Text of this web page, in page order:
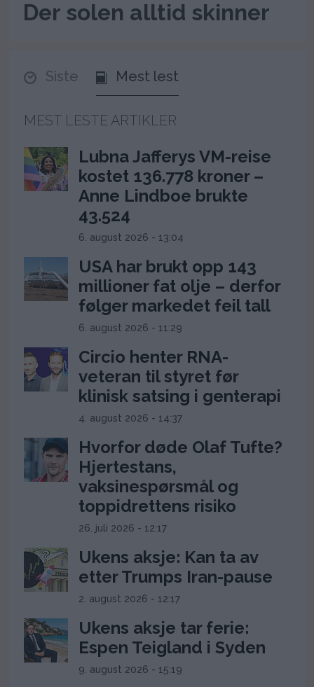
Der solen alltid skinner
Siste Mest lest
MEST LESTE ARTIKLER
Lubna Jafferys VM-reise
kostet 136.778 kroner –
Anne Lindboe brukte
43.524
6. august 2026 - 13:04
USA har brukt opp 143
millioner fat olje – derfor
følger markedet feil tall
6. august 2026 - 11:29
Circio henter RNA-
veteran til styret før
klinisk satsing i genterapi
4. august 2026 - 14:37
Hvorfor døde Olaf Tufte?
Hjertestans,
vaksinespørsmål og
toppidrettens risiko
26. juli 2026 - 12:17
Ukens aksje: Kan ta av
etter Trumps Iran-pause
2. august 2026 - 12:17
Ukens aksje tar ferie:
Espen Teigland i Syden
9. august 2026 - 15:19